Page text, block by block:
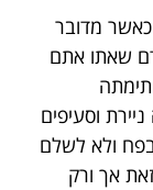
מדובר
שאתו אתם
וסעיפים
בפח ולא לשלם
אך ורק